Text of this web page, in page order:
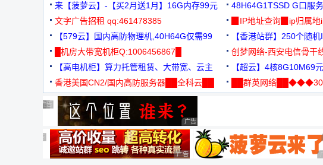
来【菠萝云】-【买2月送1月】16G内存99元
48H64G1TSSD G口服
3000+可免费测试
文字广告招租 qq:461478385
▉IP地址查询▉ip归属
【579云】国内高防物理机,40H64G仅需99
元
【香港站群】250个随
█机房大带宽机柜Q:1006456867█
创梦网络-西安电信骨干
88元/月
【高电机柜】算力托管租赁、大带宽、云主
机
【超云】4核8G10M69
香港美国CN2/国内高防服务器██全科云██
██群英网络
广告 商业广告，理性选择
广告 商业广告，理性选择
广告 商业广告，理性选择
广告 商业广告，理性选择
广告 商业广告，理性选择
广告 商业广告，理性选择
广告 商业广告，理性选择
广告 商业广告，理性选择